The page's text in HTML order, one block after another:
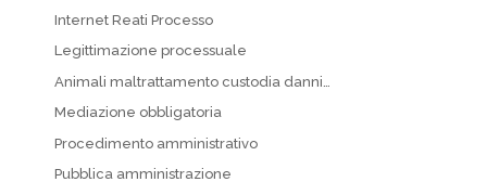
Internet Reati Processo
Legittimazione processuale
Animali maltrattamento custodia danni…
Mediazione obbligatoria
Procedimento amministrativo
Pubblica amministrazione